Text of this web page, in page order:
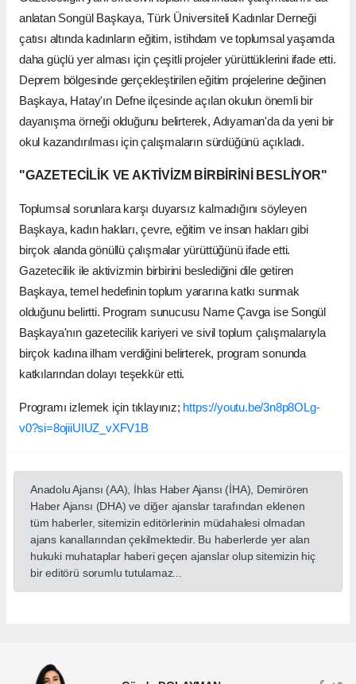
anlatan Songül Başkaya, Türk Üniversiteli Kadınlar Derneği
çatısı altında kadınların eğitim, istihdam ve toplumsal yaşamda
daha güçlü yer alması için çeşitli projeler yürüttüklerini ifade etti.
Deprem bölgesinde gerçekleştirilen eğitim projelerine değinen
Başkaya, Hatay'ın Defne ilçesinde açılan okulun önemli bir
dayanışma örneği olduğunu belirterek, Adıyaman'da da yeni bir
okul kazandırılması için çalışmaların sürdüğünü açıkladı.
"GAZETECİLİK VE AKTİVİZM BİRBİRİNİ BESLİYOR"
Toplumsal sorunlara karşı duyarsız kalmadığını söyleyen
Başkaya, kadın hakları, çevre, eğitim ve insan hakları gibi
birçok alanda gönüllü çalışmalar yürüttüğünü ifade etti.
Gazetecilik ile aktivizmin birbirini beslediğini dile getiren
Başkaya, temel hedefinin toplum yararına katkı sunmak
olduğunu belirtti. Program sunucusu Name Çavga ise Songül
Başkaya'nın gazetecilik kariyeri ve sivil toplum çalışmalarıyla
birçok kadına ilham verdiğini belirterek, program sonunda
katkılarından dolayı teşekkür etti.
Programı izlemek için tıklayınız; https://youtu.be/3n8p8OLg-
v0?si=8ojiiUIUZ_vXFV1B
Anadolu Ajansı (AA), İhlas Haber Ajansı (İHA), Demirören
Haber Ajansı (DHA) ve diğer ajanslar tarafından eklenen
tüm haberler, sitemizin editörlerinin müdahalesi olmadan
ajans kanallarından çekilmektedir. Bu haberlerde yer alan
hukuki muhataplar haberi geçen ajanslar olup sitemizin hiç
bir editörü sorumlu tutulamaz...